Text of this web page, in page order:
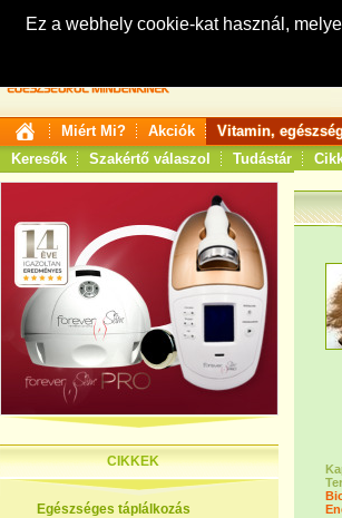
Ez a webhely cookie-kat használ,
Miért Mi? Akciók Vitamin,
Keresők
Szakértő válaszol Tudástár
CIKKEK
Egészséges táplálkozás